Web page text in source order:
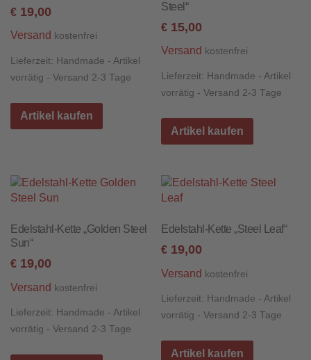
€ 19,00
Versand kostenfrei
Lieferzeit: Handmade - Artikel
vorrätig - Versand 2-3 Tage
Artikel kaufen
Steel“
€ 15,00
Versand kostenfrei
Lieferzeit: Handmade - Artikel
vorrätig - Versand 2-3 Tage
Artikel kaufen
Edelstahl-Kette „Golden Steel
Sun“
€ 19,00
Versand kostenfrei
Lieferzeit: Handmade - Artikel
vorrätig - Versand 2-3 Tage
Edelstahl-Kette „Steel Leaf“
€ 19,00
Versand kostenfrei
Lieferzeit: Handmade - Artikel
vorrätig - Versand 2-3 Tage
Artikel kaufen